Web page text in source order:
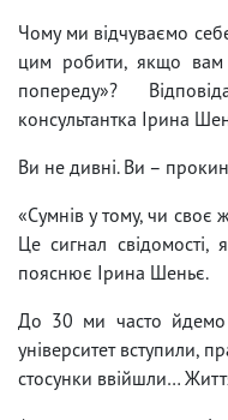
Чому ми відчуваємо
цим робити, якщо
попереду»?
консультантка Ірина
Ви не дивні. Ви –
«Сумнів у тому, чи своє
Це сигнал
пояснює Ірина Шеньє.
До 30 ми часто йдемо
університет вступили,
стосунки ввійшли…